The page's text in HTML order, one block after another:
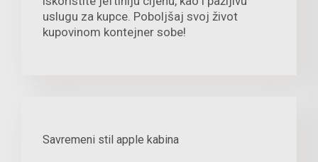
uslugu za kupce. Poboljšaj svoj život
kupovinom kontejner sobe!
Savremeni stil apple kabina